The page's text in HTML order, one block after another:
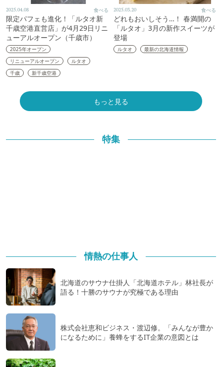
2025.04.08 食べる
限定パフェも進化！「ルタオ新
千歳空港直営店」が4月29日リニ
ューアルオープン（千歳市）
2025年オープン
リニューアルオープン
ルタオ
千歳
新千歳空港
2025.03.20 食べる
どれもおいしそう…！ 春満開の
「ルタオ」3月の新作スイーツが
登場
ルタオ 最新の北海道情報
もっと見る
特集
情熱の仕事人
北海道のサウナ仕掛人「北海道ホテル」林社長が
語る！十勝のサウナが究極である理由
株式会社恵和ビジネス・渡辺修。「みんなが豊か
になるために」養蜂をするIT企業の意図とは